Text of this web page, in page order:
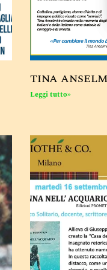
TINA
Leggi tutto»